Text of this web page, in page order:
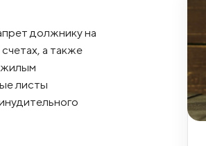
должнику на
а также
жилым
листы